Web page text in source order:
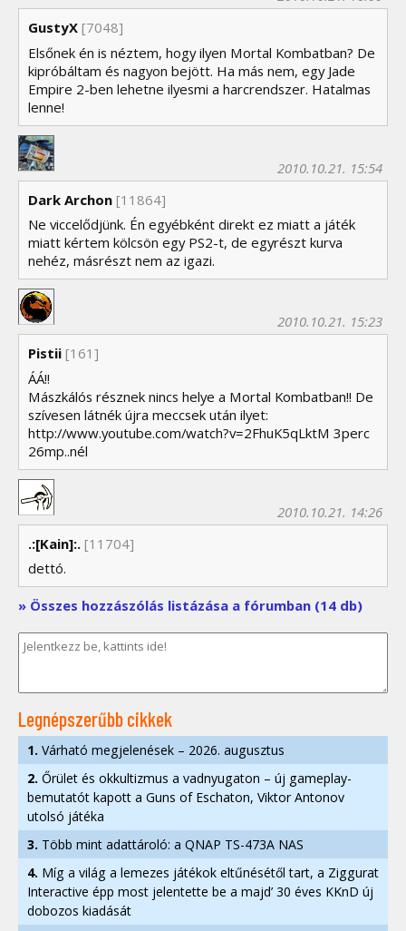
GustyX [7048]
Elsőnek én is néztem, hogy ilyen Mortal Kombatban? De
kipróbáltam és nagyon bejött. Ha más nem, egy Jade
Empire 2-ben lehetne ilyesmi a harcrendszer. Hatalmas
lenne!
Dark Archon
2010.10.21. 15:54
[11864]
Ne viccelődjünk. Én egyébként direkt ez miatt a játék
miatt kértem kölcsön egy PS2-t, de egyrészt kurva
nehéz, másrészt nem az igazi.
Pistii
2010.10.21. 15:23
[161]
ÁÁ!!
Mászkálós résznek nincs helye a Mortal Kombatban!! De
szívesen látnék újra meccsek után ilyet:
http://www.youtube.com/watch?v=2FhuK5qLktM 3perc
26mp..nél
.:[Kain]:.
2010.10.21. 14:26
[11704]
dettó.
» Összes hozzászólás listázása a fórumban (14 db)
Legnépszerűbb cikkek
1. Várható megjelenések – 2026. augusztus
2. Őrület és okkultizmus a vadnyugaton – új gameplay-
bemutatót kapott a Guns of Eschaton, Viktor Antonov
utolsó játéka
3. Több mint adattároló: a QNAP TS-473A NAS
4. Míg a világ a lemezes játékok eltűnésétől tart, a Ziggurat
Interactive épp most jelentette be a majd’ 30 éves KKnD új
dobozos kiadását